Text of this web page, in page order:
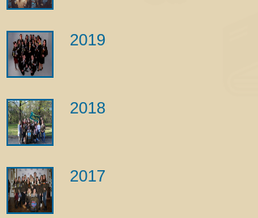
2019
2018
2017